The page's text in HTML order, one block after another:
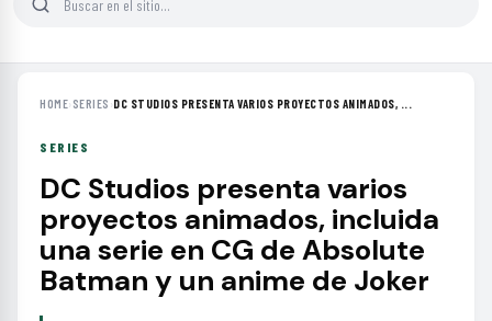
HOME› SERIES ›DC STUDIOS PRESENTA VARIOS PROYECTOS ANIMADOS, ...
SERIES
DC Studios presenta varios
proyectos animados, incluida
una serie en CG de Absolute
Batman y un anime de Joker